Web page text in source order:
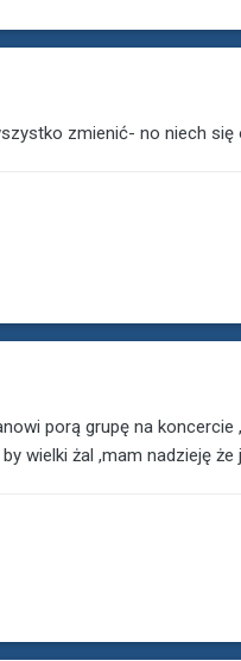
zmienić- no niech się
porą grupę na
wielki żal ,mam nadzieję że